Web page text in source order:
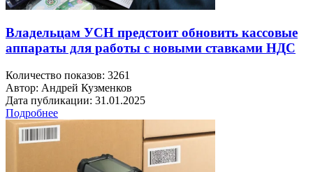
Владельцам УСН предстоит обновить кассовые
аппараты для работы с новыми ставками НДС
Количество показов: 3261
Автор: Андрей Кузменков
Дата публикации: 31.01.2025
Подробнее